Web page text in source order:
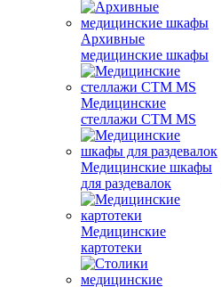
Архивные
медицинские шкафы
Медицинские
стеллажи CTM MS
Медицинские шкафы
для раздевалок
Медицинские
картотеки